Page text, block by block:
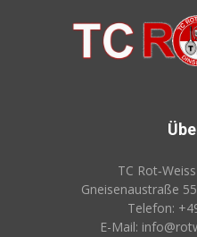
TC
Gneisenaustraße
Telefon:
E-Mail: